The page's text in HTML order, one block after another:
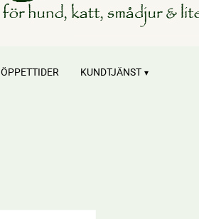
ÖPPETTIDER KUNDTJÄNST